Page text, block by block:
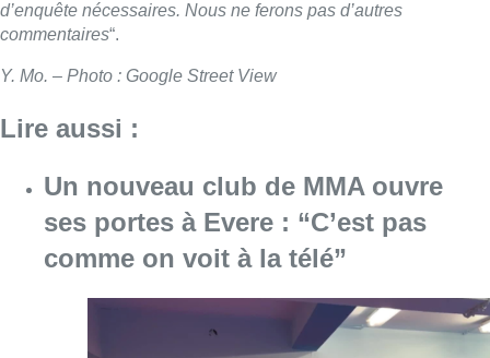
d’enquête nécessaires. Nous ne ferons pas d’autres
commentaires“.
Y. Mo. – Photo : Google Street View
Lire aussi :
Un nouveau club de MMA ouvre
ses portes à Evere : “C’est pas
comme on voit à la télé”